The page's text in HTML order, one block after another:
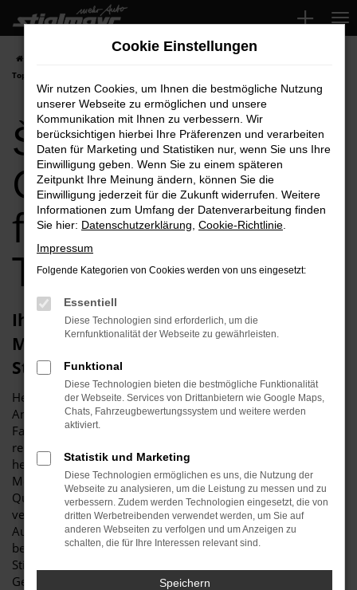
Zum
Hauptinhalt
springen
Top-Angebote
Škoda
Gebrauchtwagen
für München
Top-Angebote
Ihren Škoda Gebrauchtwagen für
München erhalten Sie im Autohaus
Stiglmayr
Herzlich willkommen bei Autohaus Stiglmayr – Ihre erste
Anlaufstelle für exzellente Škoda Gebrauchtwagen
Fahrzeuge für München und Umgebung! Unser
renommiertes Autohaus ist stolz darauf, Ihnen eine
herausragende Auswahl an Škoda Gebrauchtwagen
Modellen zu präsentieren, die höchste Standards in Sachen
Qualität und Leistung erfüllen. Wir sind seit Jahren Ihr
vertrauenswürdiger Partner, wenn es um erstklassige
Automobile geht. Erfahren Sie mehr über unsere
beeindruckende Škoda-Flotte und warum Autohaus
Stiglmayr die bevorzugte Adresse für Škoda
Gebrauchtwagen Liebhaber ist.
Cookie Einstellungen
Wir nutzen Cookies, um Ihnen die bestmögliche Nutzung
unserer Webseite zu ermöglichen und unsere
Kommunikation mit Ihnen zu verbessern. Wir
berücksichtigen hierbei Ihre Präferenzen und verarbeiten
Daten für Marketing und Statistiken nur, wenn Sie uns Ihre
Einwilligung geben. Wenn Sie zu einem späteren
Zeitpunkt Ihre Meinung ändern, können Sie die
Einwilligung jederzeit für die Zukunft widerrufen. Weitere
Informationen zum Umfang der Datenverarbeitung finden
Sie hier: Datenschutzerklärung Cookie-Richtlinie
Impressum
Folgende Kategorien von Cookies werden von uns eingesetzt:
Essentiell
Diese Technologien sind erforderlich, um die
Kernfunktionalität der Webseite zu gewährleisten.
Funktional
Diese Technologien bieten die bestmögliche Funktionalität
der Webseite. Services von Drittanbietern wie Google Maps,
Chats, Fahrzeugbewertungssystem und weitere werden
aktiviert.
Statistik und Marketing
Diese Technologien ermöglichen es uns, die Nutzung der
Webseite zu analysieren, um die Leistung zu messen und zu
verbessern. Zudem werden Technologien eingesetzt, die von
dritten Werbetreibenden verwendet werden, um Sie auf
anderen Webseiten zu verfolgen und um Anzeigen zu
schalten, die für Ihre Interessen relevant sind.
Speichern